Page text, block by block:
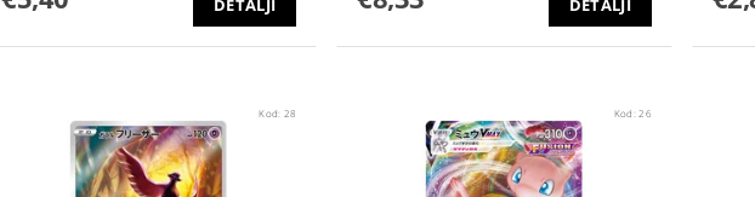
DETALJI DETALJI
Kod: 28 Kod:26